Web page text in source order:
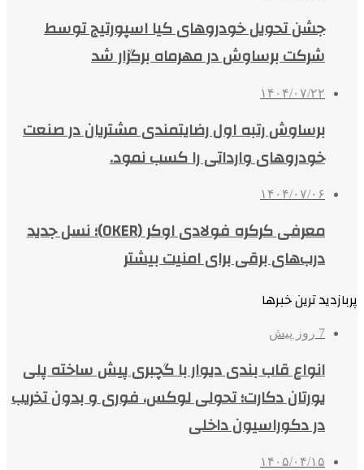
جشن تحویل خودروهای کیا اسپورتیج توسط
شرکت برساوش در مهرماه برگزار شد
۱۴۰۴/۰۷/۲۲
برساوش رتبه اول رضایتمندی مشتریان در صنعت
خودروهای وارداتی را کسب نمود.
۱۴۰۴/۰۷/۰۶
معرفی کرکره فولادی اوکر (OKER)؛ نسل جدید
درب‌های برقی برای امنیت بیشتر
پربازدید ترین خبرها
7 روز پیش
انواع قاب بندی دیوار با گچبری پیش ساخته پلی
یورتان دکارت؛ تحولی لوکس، فوری و بدون تخریب
در دکوراسیون داخلی
۱۴۰۵/۰۴/۱۵